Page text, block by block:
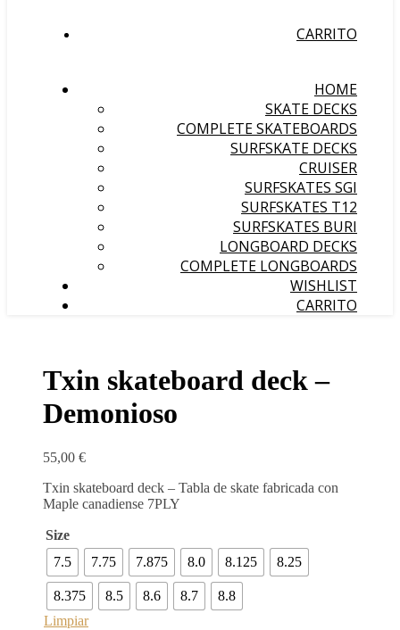
CARRITO
HOME
SKATE DECKS
COMPLETE SKATEBOARDS
SURFSKATE DECKS
CRUISER
SURFSKATES SGI
SURFSKATES T12
SURFSKATES BURI
LONGBOARD DECKS
COMPLETE LONGBOARDS
WISHLIST
CARRITO
Txin skateboard deck –
Demonioso
55,00 €
Txin skateboard deck – Tabla de skate fabricada con
Maple canadiense 7PLY
Size
7.5
7.75 7.875 8.0 8.125 8.25
8.375 8.5 8.6 8.7
8.8
Limpiar